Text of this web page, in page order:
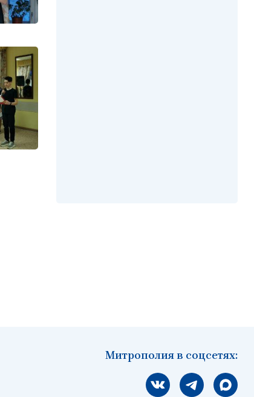
Митрополия в соцсетях:
Мы вконтакте
Мы в telegram
Мы в